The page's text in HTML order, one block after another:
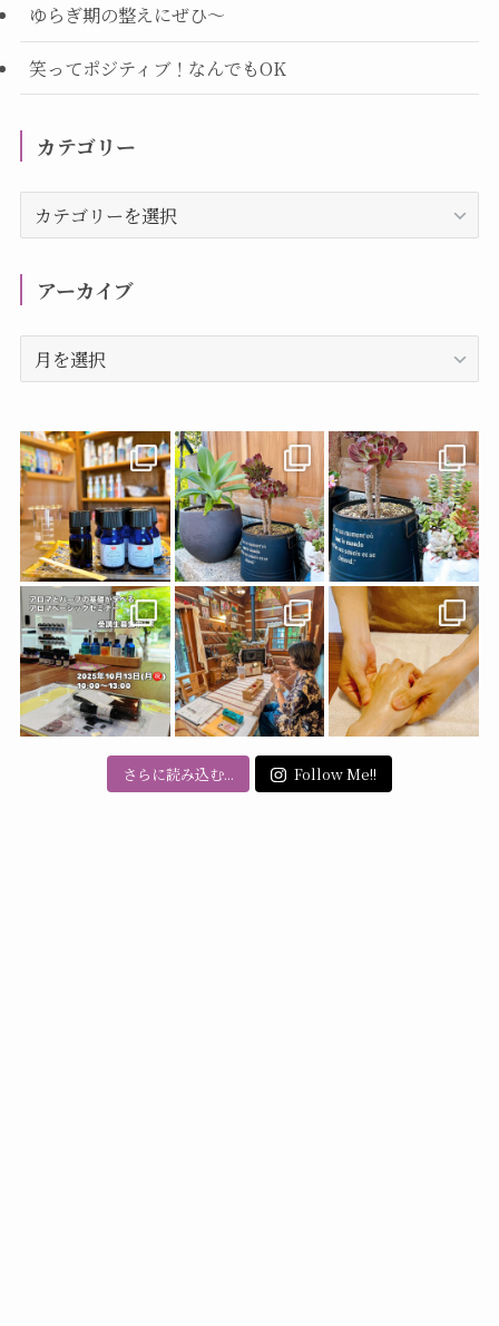
ゆらぎ期の整えにぜひ～
笑ってポジティブ！なんでもOK
カテゴリー
テ
アーカイブ
ー
イ
ブ
さらに読み込む... Follow Me!!